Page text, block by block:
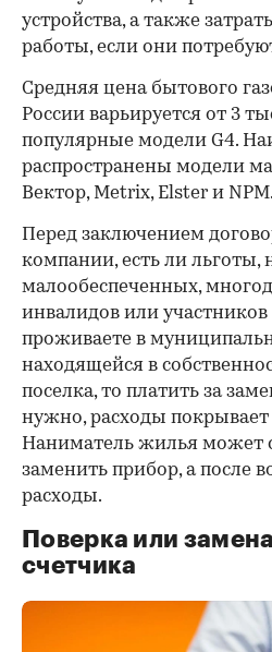
устройства, а также
работы, если они
Средняя цена бытового
России варьируется от 3
популярные модели G4.
распространены модели
Вектор, Metrix, Elster и NPM.
Перед заключением
компании, есть ли льготы,
малообеспеченных,
инвалидов или
проживаете в
находящейся в
поселка, то платить за
нужно, расходы
Наниматель жилья может
заменить прибор, а после
расходы.
Поверка или
счетчика